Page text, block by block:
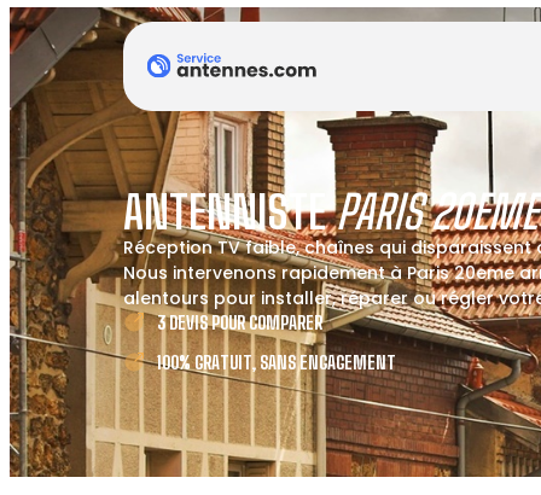
ANTENNISTEPARIS
Réception TV faible, chaînes qui disparaissent
Nous intervenons rapidement à Paris 20eme
alentours pour installer, réparer ou régler
3 DEVIS POUR COMPARER
100% GRATUIT, SANS ENGAGEMENT